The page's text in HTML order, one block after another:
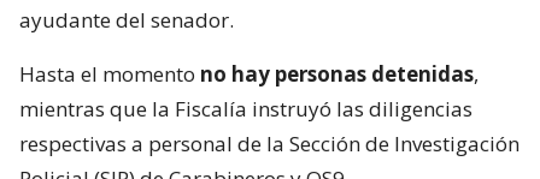
ayudante del senador.
Hasta el momento no hay personas detenidas,
mientras que la Fiscalía instruyó las diligencias
respectivas a personal de la Sección de Investigación